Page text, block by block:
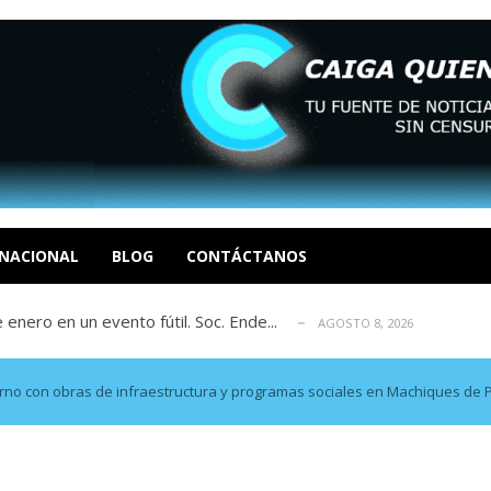
BLOG CONTÁCTANOS
R AGOSTO 8, 2026
Realpolitik y el Desmante... AGOSTO 8, 2026
García AGOSTO 7, 2026
en un evento fútil. Soc. Ende...
Luis Centeno S AGOSTO 8, 2026
R AGOSTO 8, 2026
Realpolitik y el Desmante... AGOSTO 8, 2026
García AGOSTO 7, 2026
con obras de infraestructura y programas sociales en Machiques de